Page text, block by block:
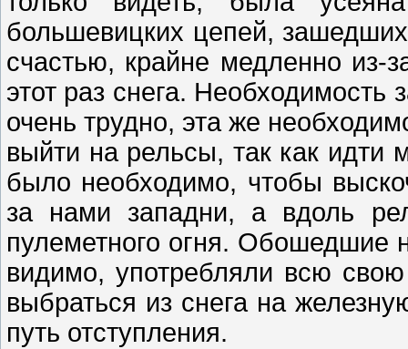
большевицких цепей,
счастью, крайне медленно из-
этот раз снега. Необходимость
очень трудно, эта же
выйти на рельсы, так как
было необходимо, чтобы
за нами западни, а вдоль
пулеметного огня. Обошедшие
видимо, употребляли всю
выбраться из снега на
путь отступления.